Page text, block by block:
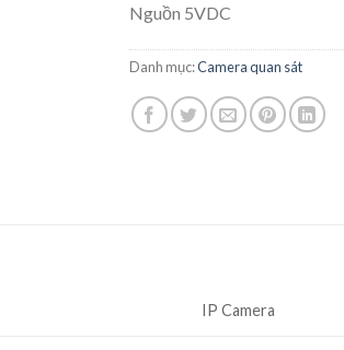
Nguồn 5VDC
Danh mục:Camera quan sát
IP Camera